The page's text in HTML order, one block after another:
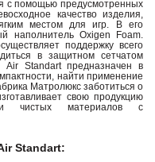
с помощью предусмотренных
качество изделия,
местом для игр. В его
наполнитель Oxigen Foam.
поддержку всего
в защитном сетчатом
Air Standart предназначен в
найти применение
Матролюкс заботиться о
свою продукцию
и чистых материалов с
Standart: